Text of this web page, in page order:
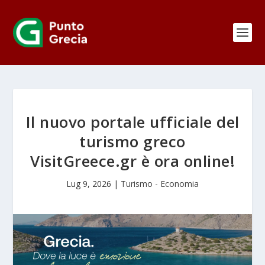
Il nuovo portale ufficiale del
turismo greco
VisitGreece.gr è ora online!
Lug 9, 2026 | Turismo - Economia